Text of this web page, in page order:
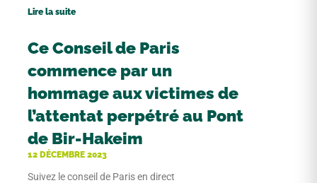
Lire la suite
Ce Conseil de Paris
commence par un
hommage aux victimes de
l’attentat perpétré au Pont
de Bir-Hakeim
12 DÉCEMBRE 2023
Suivez le conseil de Paris en direct